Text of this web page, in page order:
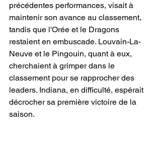
précédentes performances, visait à
maintenir son avance au classement,
tandis que l'Orée et le Dragons
restaient en embuscade. Louvain-La-
Neuve et le Pingouin, quant à eux,
cherchaient à grimper dans le
classement pour se rapprocher des
leaders. Indiana, en difficulté, espérait
décrocher sa première victoire de la
saison.